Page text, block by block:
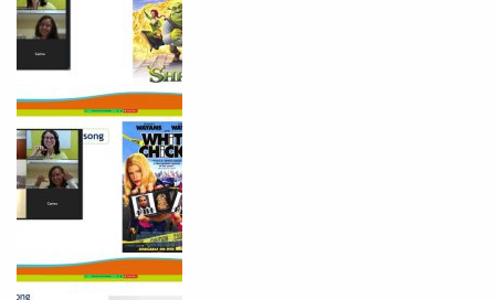
Você é aluno inFlux?
Sim